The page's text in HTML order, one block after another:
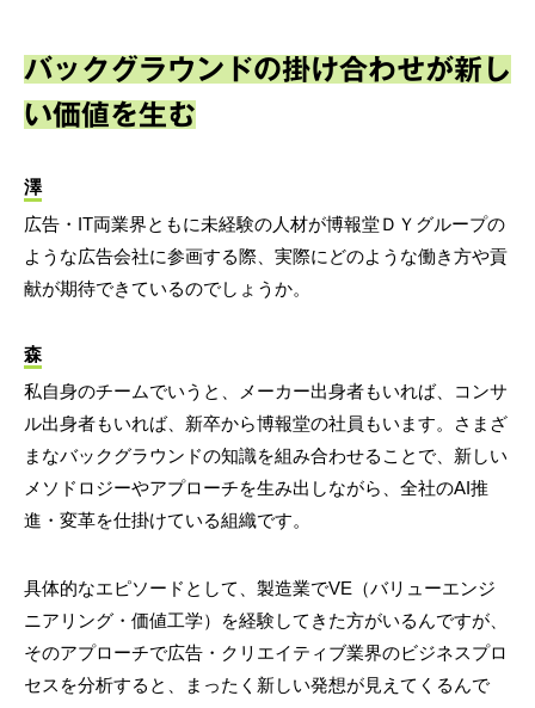
バックグラウンドの掛け合わせが新し
い価値を生む
澤
広告・IT両業界ともに未経験の人材が博報堂ＤＹグループの
ような広告会社に参画する際、実際にどのような働き方や貢
献が期待できているのでしょうか。
森
私自身のチームでいうと、メーカー出身者もいれば、コンサ
ル出身者もいれば、新卒から博報堂の社員もいます。さまざ
まなバックグラウンドの知識を組み合わせることで、新しい
メソドロジーやアプローチを生み出しながら、全社のAI推
進・変革を仕掛けている組織です。
具体的なエピソードとして、製造業でVE（バリューエンジ
ニアリング・価値工学）を経験してきた方がいるんですが、
そのアプローチで広告・クリエイティブ業界のビジネスプロ
セスを分析すると、まったく新しい発想が見えてくるんで